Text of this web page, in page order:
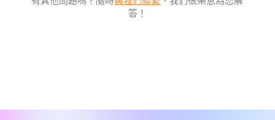
細信息，請與我們聯繫以進一步討論和確認。
答！